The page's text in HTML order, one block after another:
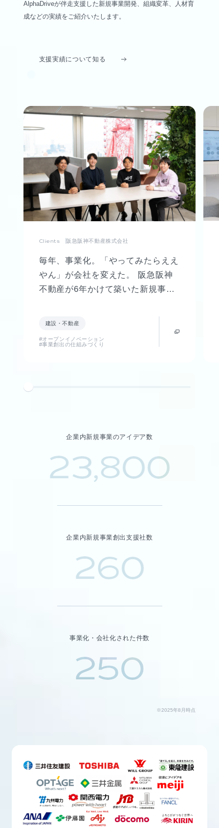
AlphaDriveが伴走支援した新規事業開発、組織変革、人材育
成などの実績をご紹介いたします。
支援実績について知る
Clients 阪急阪神不動産株式会社
毎年、事業化。「やってみたらええ
やん」が会社を変えた。 阪急阪神
不動産が6年かけて築いた新規事業
建設・不動産
#オープンイノベーション
#事業創出の仕組みづくり
企業内新規事業のアイデア数
23,800
企業内新規事業創出支援社数
260
事業化・会社化された件数
250
※2025年8月時点